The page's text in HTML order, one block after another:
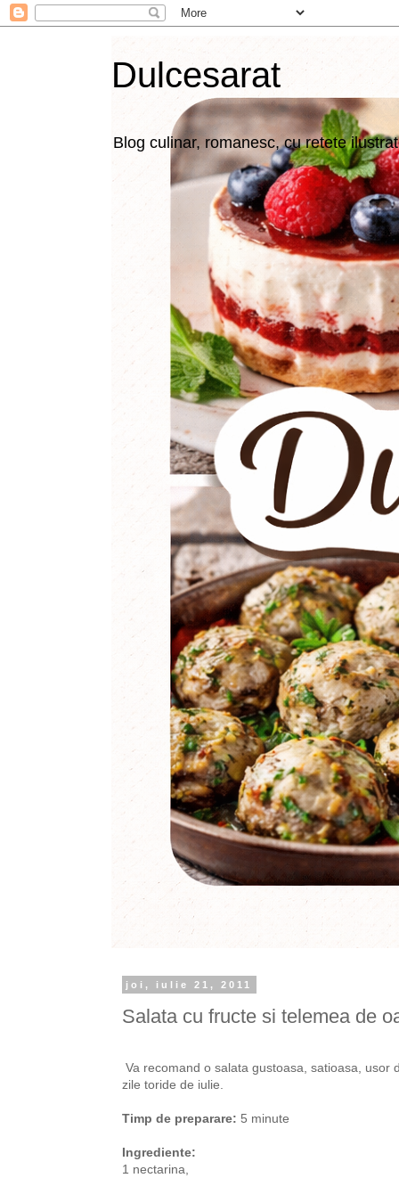
Dulcesarat
Blog culinar, romanesc, cu retete
joi, iulie 21, 2011
Salata cu fructe si telemea de
Va recomand o salata gustoasa, satioasa, usor
zile toride de iulie.
Timp de preparare: 5 minute
Ingrediente:
1 nectarina,